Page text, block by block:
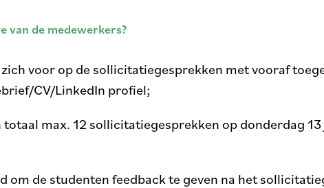
van de medewerkers?
voor op de sollicitatiegesprekken met vooraf
CV/LinkedIn profiel;
totaal max. 12 sollicitatiegesprekken op donderdag
om de studenten feedback te geven na het